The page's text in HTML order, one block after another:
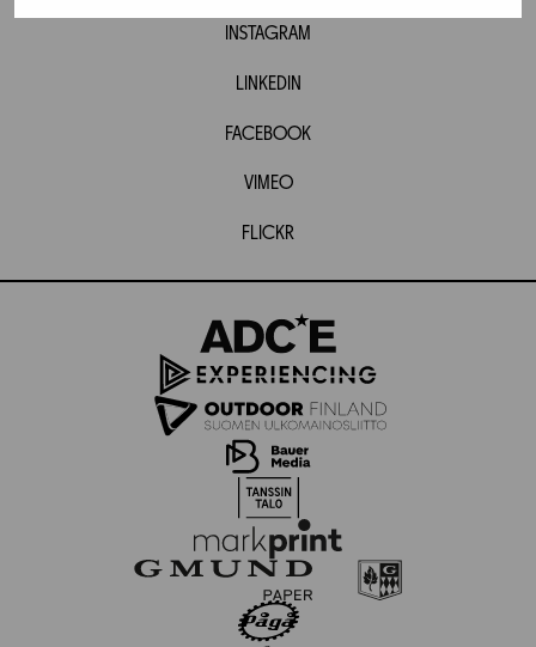
INSTAGRAM
LINKEDIN
FACEBOOK
VIMEO
FLICKR